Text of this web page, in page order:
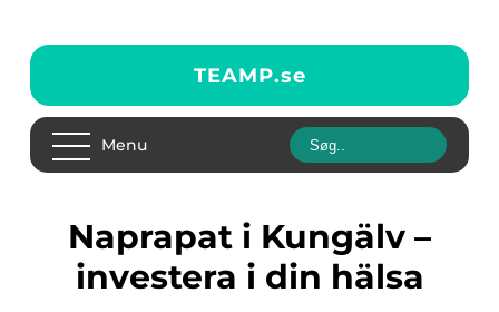
TEAMP.se
Menu
Naprapat i Kungälv –
investera i din hälsa